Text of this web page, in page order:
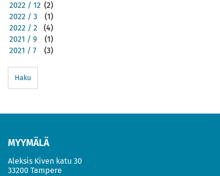
2022 / 12 (2)
2022 / 3
(1)
2022 / 2
(4)
2021 / 9
(1)
2021 / 7
(3)
Haku
MYYMÄLÄ
Aleksis Kiven katu 30
33200 Tampere